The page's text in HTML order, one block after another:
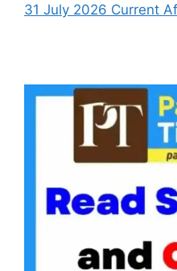
31 July 2026 Current